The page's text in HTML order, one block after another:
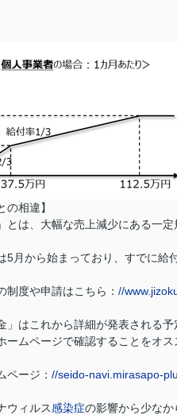
の相違】
とは、大幅な売上減少にある一
月から始まっており、すでに給
度や申請はこちら： //
」はこれから詳細が発表される予
ームページで確認することをオス
ページ： //seido-navi.mirasapo-
ウィルス感染症の影響から少なか